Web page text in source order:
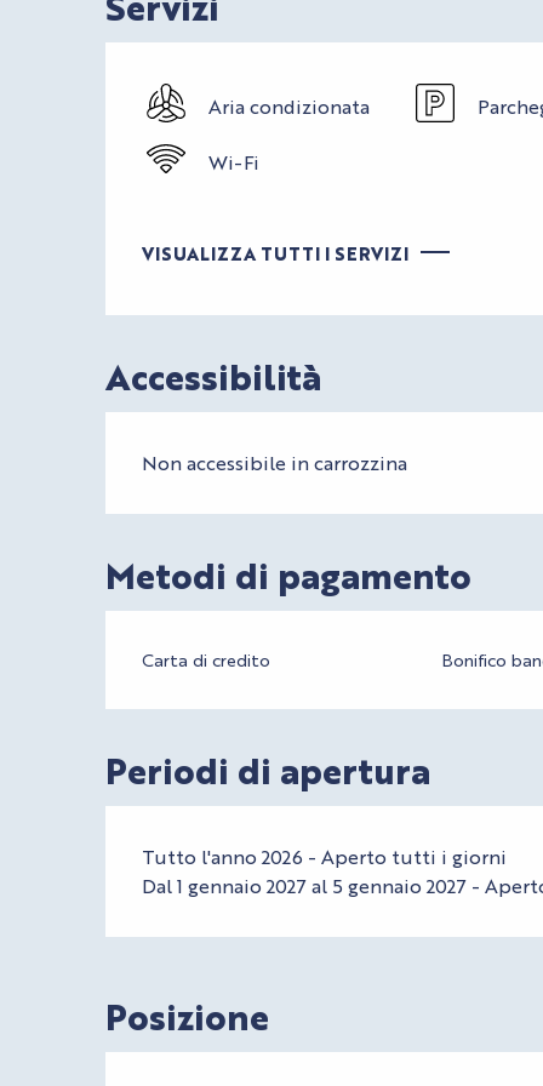
Aria condizionata
Wi-Fi
VISUALIZZA TUTTI I SERVIZI
Accessibilità
Non accessibile in carrozzina
Metodi di pagamento
Carta di credito Bonifico
Periodi di apertura
Tutto l'anno 2026 - Aperto tutti i giorni
Dal 1 gennaio 2027 al 5 gennaio 2027 -
Posizione